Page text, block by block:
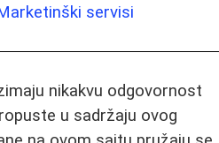
servisi
nikakvu odgovornost
u sadržaju ovog